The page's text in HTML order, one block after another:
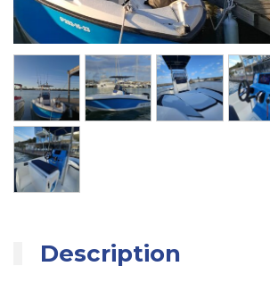
Description